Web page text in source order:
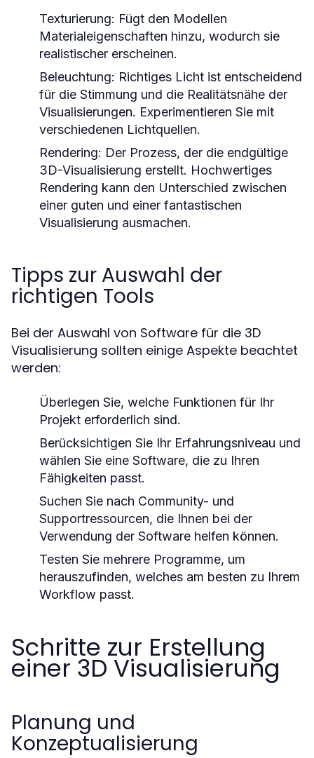
Texturierung: Fügt den Modellen
Materialeigenschaften hinzu, wodurch sie
realistischer erscheinen.
Beleuchtung: Richtiges Licht ist entscheidend
für die Stimmung und die Realitätsnähe der
Visualisierungen. Experimentieren Sie mit
verschiedenen Lichtquellen.
Rendering: Der Prozess, der die endgültige
3D-Visualisierung erstellt. Hochwertiges
Rendering kann den Unterschied zwischen
einer guten und einer fantastischen
Visualisierung ausmachen.
Tipps zur Auswahl der
richtigen Tools
Bei der Auswahl von Software für die 3D
Visualisierung sollten einige Aspekte beachtet
werden:
Überlegen Sie, welche Funktionen für Ihr
Projekt erforderlich sind.
Berücksichtigen Sie Ihr Erfahrungsniveau und
wählen Sie eine Software, die zu Ihren
Fähigkeiten passt.
Suchen Sie nach Community- und
Supportressourcen, die Ihnen bei der
Verwendung der Software helfen können.
Testen Sie mehrere Programme, um
herauszufinden, welches am besten zu Ihrem
Workflow passt.
Schritte zur Erstellung
einer 3D Visualisierung
Planung und
Konzeptualisierung